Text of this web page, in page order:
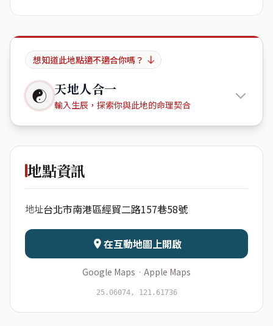
想知道此地點適不適合你嗎？
☯ 天地人合一
輸入生辰，探索你與此地的命理契合
東方麗池
日期 出生時辰
資料僅用於即時分析，不會儲存於伺服器
地點資訊
地址台北市南港區經貿二路157巷58號
在互動地圖上開啟
Google Maps · Apple Maps
25.06074, 121.61736